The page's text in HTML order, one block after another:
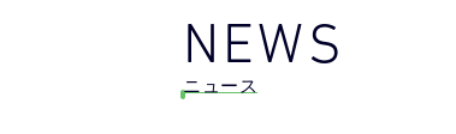
NEWS
ニュース